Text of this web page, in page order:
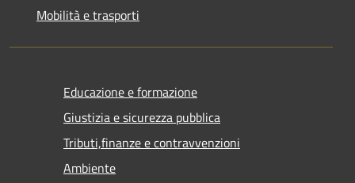
Mobilità e trasporti
Educazione e formazione
Giustizia e sicurezza pubblica
Tributi,finanze e contravvenzioni
Ambiente